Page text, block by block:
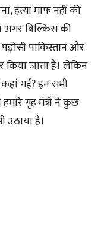
हत्या माफ नहीं की
अगर बिल्किस की
पाकिस्तान और
किया जाता है। लेकिन
गई? इन सभी
हमारे गृह मंत्री ने कुछ
उठाया है।